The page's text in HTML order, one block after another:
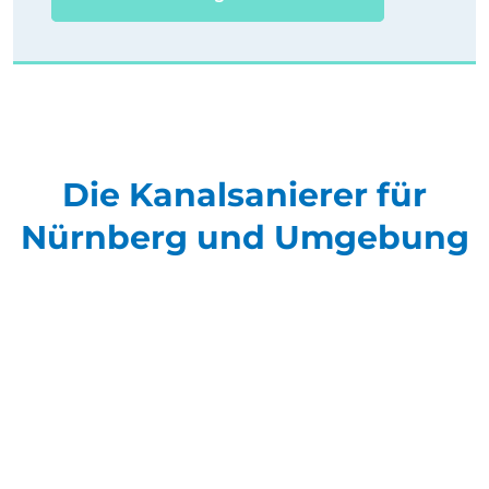
Die Kanalsanierer für
Nürnberg und Umgebung